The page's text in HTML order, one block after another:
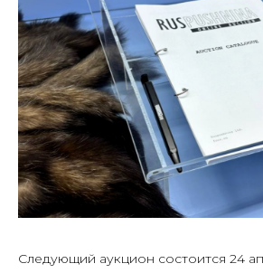
Следующий аукцион состоится 24